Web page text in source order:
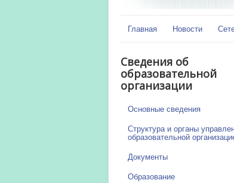
Главная Новости
Сведения об
образовательной
организации
Основные сведения
Структура и органы
образовательной
Документы
Образование